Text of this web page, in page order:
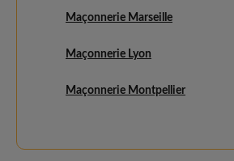
Maçonnerie Marseille
Maçonnerie Lyon
Maçonnerie Montpellier